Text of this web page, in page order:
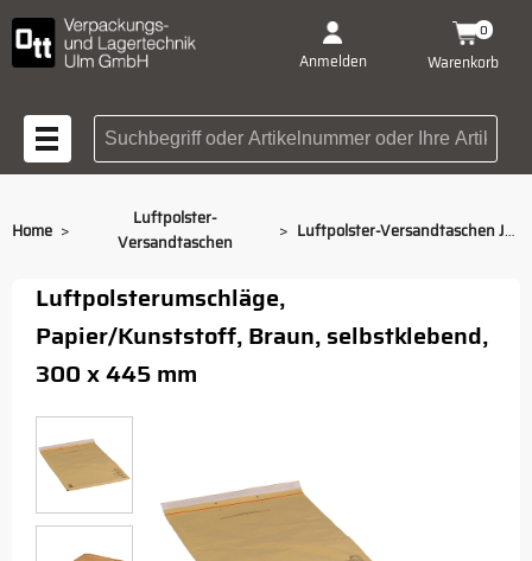
Anmelden Warenkorb
0
Suchbegriff oder
Home >
Luftpolster-
Versandtaschen
> Luftpolster-Versandtaschen J/19
Luftpolsterumschläge,
Papier/Kunststoff, Braun, selbstklebend,
300 x 445 mm